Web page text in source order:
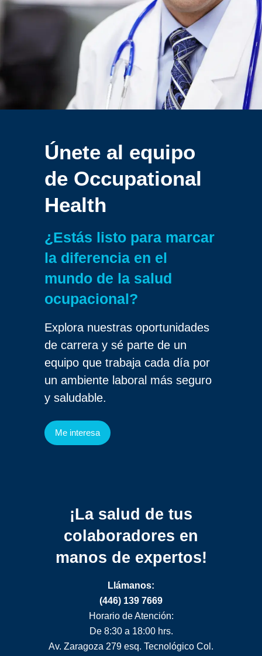
Únete al equipo
de Occupational
Health
¿Estás listo para marcar
la diferencia en el
mundo de la salud
ocupacional?
Explora nuestras oportunidades
de carrera y sé parte de un
equipo que trabaja cada día por
un ambiente laboral más seguro
y saludable.
Me interesa
¡La salud de tus
colaboradores en
manos de expertos!
Llámanos:
(446) 139 7669
Horario de Atención:
De 8:30 a 18:00 hrs.
Av. Zaragoza 279 esq. Tecnológico Col.